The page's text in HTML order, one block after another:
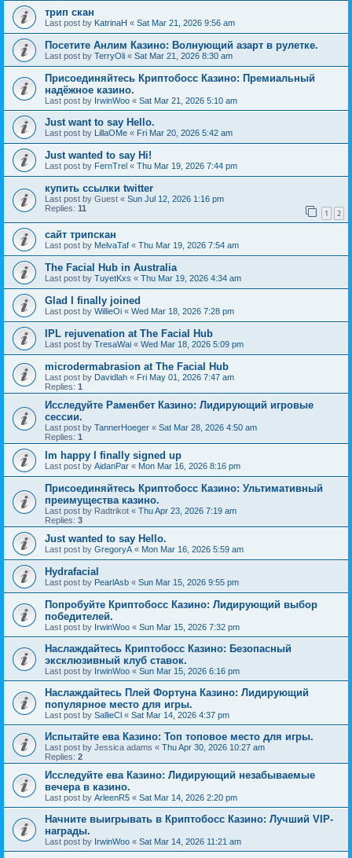
трип скан
Last post by KatrinaH « Sat Mar 21, 2026 9:56 am
Посетите Анлим Казино: Волнующий азарт в рулетке.
Last post by TerryOli « Sat Mar 21, 2026 8:30 am
Присоединяйтесь Криптобосс Казино: Премиальный
надёжное казино.
Last post by IrwinWoo « Sat Mar 21, 2026 5:10 am
Just want to say Hello.
Last post by LillaOMe « Fri Mar 20, 2026 5:42 am
Just wanted to say Hi!
Last post by FernTrel « Thu Mar 19, 2026 7:44 pm
купить ссылки twitter
Last post by Guest « Sun Jul 12, 2026 1:16 pm
Replies: 11 1 2
сайт трипскан
Last post by MelvaTaf « Thu Mar 19, 2026 7:54 am
The Facial Hub in Australia
Last post by TuyetKxs « Thu Mar 19, 2026 4:34 am
Glad I finally joined
Last post by WillieOi « Wed Mar 18, 2026 7:28 pm
IPL rejuvenation at The Facial Hub
Last post by TresaWai « Wed Mar 18, 2026 5:09 pm
microdermabrasion at The Facial Hub
Last post by Davidlah « Fri May 01, 2026 7:47 am
Replies: 1
Исследуйте Раменбет Казино: Лидирующий игровые
сессии.
Last post by TannerHoeger « Sat Mar 28, 2026 4:50 am
Replies: 1
Im happy I finally signed up
Last post by AidanPar « Mon Mar 16, 2026 8:16 pm
Присоединяйтесь Криптобосс Казино: Ультимативный
преимущества казино.
Last post by Radtrikot « Thu Apr 23, 2026 7:19 am
Replies: 3
Just wanted to say Hello.
Last post by GregoryA « Mon Mar 16, 2026 5:59 am
Hydrafacial
Last post by PearlAsb « Sun Mar 15, 2026 9:55 pm
Попробуйте Криптобосс Казино: Лидирующий выбор
победителей.
Last post by IrwinWoo « Sun Mar 15, 2026 7:32 pm
Наслаждайтесь Криптобосс Казино: Безопасный
эксклюзивный клуб ставок.
Last post by IrwinWoo « Sun Mar 15, 2026 6:16 pm
Наслаждайтесь Плей Фортуна Казино: Лидирующий
популярное место для игры.
Last post by SallieCl « Sat Mar 14, 2026 4:37 pm
Испытайте ева Казино: Топ топовое место для игры.
Last post by Jessica adams « Thu Apr 30, 2026 10:27 am
Replies: 2
Исследуйте ева Казино: Лидирующий незабываемые
вечера в казино.
Last post by ArleenR5 « Sat Mar 14, 2026 2:20 pm
Начните выигрывать в Криптобосс Казино: Лучший VIP-
награды.
Last post by IrwinWoo « Sat Mar 14, 2026 11:21 am